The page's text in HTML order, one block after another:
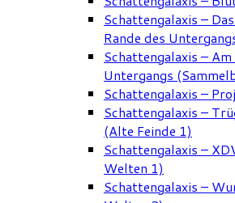
Schattengalaxis –
Rande des
Schattengalaxis – Am
Untergangs
Schattengalaxis –
Schattengalaxis –
(Alte Feinde 1)
Schattengalaxis –
Welten 1)
Schattengalaxis –